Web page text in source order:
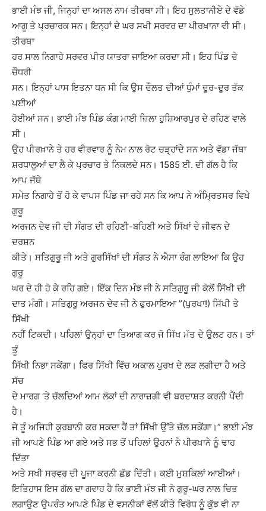
ਭਾਈ ਮੰਝ ਜੀ, ਜਿਨ੍ਹਾਂ ਦਾ ਅਸਲ ਨਾਮ ਤੀਰਥਾ ਸੀ। ਇਹ ਸੁਲਤਾਨੀਏ ਦੇ ਵੱਡੇ
ਆਗੂ ਤੇ ਪ੍ਰਚਾਰਕ ਸਨ। ਇਨ੍ਹਾਂ ਦੇ ਘਰ ਸਖੀ ਸਰਵਰ ਦਾ ਪੀਰਖ਼ਾਨਾ ਵੀ ਸੀ।
ਤੀਰਥਾ
ਹਰ ਸਾਲ ਨਿਗਾਹੇ ਸਰਵਰ ਪੀਰ ਯਾਤਰਾ ਜਾਇਆ ਕਰਦਾ ਸੀ। ਇਹ ਪਿੰਡ ਦੇ
ਚੌਧਰੀ
ਸਨ। ਇਨ੍ਹਾਂ ਪਾਸ ਇਤਨਾ ਧਨ ਸੀ ਕਿ ਉਸ ਦੌਲਤ ਦੀਆਂ ਧੁੰਮਾਂ ਦੂਰ-ਦੂਰ ਤੱਕ
ਪਈਆਂ
ਹੋਈਆਂ ਸਨ। ਭਾਈ ਮੰਝ ਪਿੰਡ ਕੰਗ ਮਾਈ ਜ਼ਿਲਾ ਹੁਸ਼ਿਆਰਪੁਰ ਦੇ ਰਹਿਣ ਵਾਲੇ
ਸੀ।
ਉਹ ਪੀਰਖ਼ਾਨੇ ਤੇ ਹਰ ਵੀਰਵਾਰ ਨੂੰ ਨੇਮ ਨਾਲ ਰੋਟ ਚੜ੍ਹਾਂਦੇ ਸਨ ਅਤੇ ਵੱਡਾ ਜੱਥਾ
ਸ਼ਰਧਾਲੂਆਂ ਦਾ ਲੈ ਕੇ ਪ੍ਰਚਾਰ ਤੇ ਨਿਕਲਦੇ ਸਨ। 1585 ਈ. ਦੀ ਗੱਲ ਹੈ ਕਿ
ਆਪ ਜੱਥੇ
ਸਮੇਤ ਨਿਗਾਹੇ ਤੋਂ ਹੋ ਕੇ ਵਾਪਸ ਪਿੰਡ ਜਾ ਰਹੇ ਸਨ ਕਿ ਆਪ ਨੇ ਅੰਮ੍ਰਿਤਸਰ ਵਿਖੇ
ਗੁਰੂ
ਅਰਜਨ ਦੇਵ ਜੀ ਦੀ ਸੰਗਤ ਦੀ ਰਹਿਣੀ-ਬਹਿਣੀ ਅਤੇ ਸਿੱਖਾਂ ਦੇ ਜੀਵਨ ਦੇ
ਦਰਸ਼ਨ
ਕੀਤੇ। ਸਤਿਗੁਰੂ ਜੀ ਅਤੇ ਗੁਰਸਿੱਖਾਂ ਦੀ ਸੰਗਤ ਨੇ ਐਸਾ ਰੰਗ ਲਾਇਆ ਕਿ ਉਹ
ਗੁਰੂ
ਘਰ ਦੇ ਹੀ ਹੋ ਕੇ ਰਹਿ ਗਏ। ਇੱਕ ਦਿਨ ਮੰਝ ਜੀ ਨੇ ਸਤਿਗੁਰੂ ਜੀ ਕੋਲੋਂ ਸਿੱਖੀ ਦੀ
ਦਾਤ ਮੰਗੀ। ਸਤਿਗੁਰੂ ਅਰਜਨ ਦੇਵ ਜੀ ਨੇ ਫੁਰਮਾਇਆ ”(ਪੁਰਖਾ!) ਸਿੱਖੀ ਤੇ
ਸਿੱਖੀ
ਨਹੀਂ ਟਿਕਦੀ। ਪਹਿਲਾਂ ਉਨ੍ਹਾਂ ਦਾ ਤਿਆਗ ਕਰ ਜੋ ਸਿੱਖ ਮੱਤ ਦੇ ਉਲਟ ਹਨ। ਤਾਂ
ਤੂੰ
ਸਿੱਖੀ ਨਿਭਾ ਸਕੇਂਗਾ। ਫਿਰ ਸਿੱਖੀ ਵਿੱਚ ਅਕਾਲ ਪੁਰਖ ਦੇ ਲੜ ਲਗੀਦਾ ਹੈ ਅਤੇ
ਸੱਚ
ਦੇ ਮਾਰਗ ‘ਤੇ ਚੱਲਦਿਆਂ ਆਮ ਲੋਕਾਂ ਦੀ ਨਾਰਾਜ਼ਗੀ ਵੀ ਬਰਦਾਸ਼ਤ ਕਰਨੀ ਪੈਂਦੀ
ਹੈ।
ਜੇ ਤੂੰ ਅਜਿਹੀ ਕੁਰਬਾਨੀ ਕਰ ਸਕਦਾ ਹੈਂ ਤਾਂ ਸਿੱਖੀ ਉੱਤੇ ਚੱਲ ਸਕੇਂਗਾ।” ਭਾਈ ਮੰਝ
ਜੀ ਆਪਣੇ ਪਿੰਡ ਆ ਗਏ ਅਤੇ ਸਭ ਤੋਂ ਪਹਿਲਾਂ ਉਹਨਾਂ ਨੇ ਪੀਰਖ਼ਾਨੇ ਨੂੰ ਢਾਹ
ਦਿੱਤਾ
ਅਤੇ ਸਖੀ ਸਰਵਰ ਦੀ ਪੂਜਾ ਕਰਨੀ ਛੱਡ ਦਿੱਤੀ। ਕਈ ਮੁਸ਼ਕਿਲਾਂ ਆਈਆਂ।
ਇਤਿਹਾਸ ਇਸ ਗੱਲ ਦਾ ਗਵਾਹ ਹੈ ਕਿ ਭਾਈ ਮੰਝ ਜੀ ਨੇ ਗੁਰੂ-ਘਰ ਨਾਲ ਚਿਤ
ਲਗਾਉਣ ਉਪਰੰਤ ਆਪਣੇ ਪਿੰਡ ਦੇ ਵਸਨੀਕਾਂ ਵੱਲੋਂ ਕੀਤੇ ਵਿਰੋਧ ਨੂੰ ਕੁੱਝ ਵੀ ਨਾ